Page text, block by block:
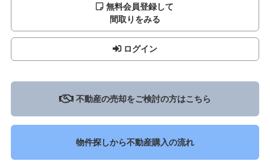
無料会員登録して
間取りをみる
ログイン
不動産の売却をご検討の方はこちら
物件探しから不動産購入の流れ